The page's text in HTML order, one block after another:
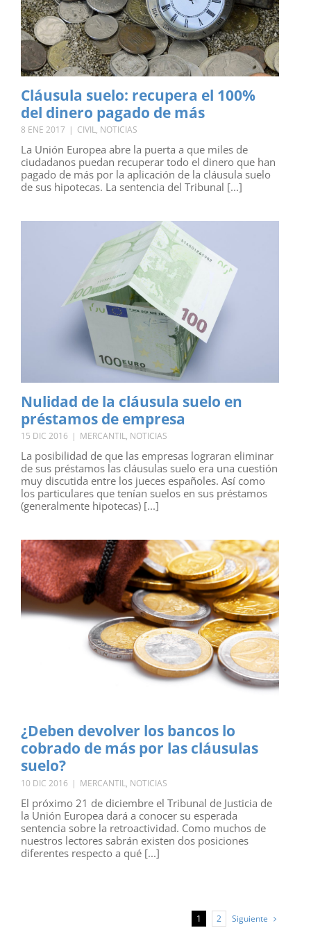
Cláusula suelo: recupera el 100%
del dinero pagado de más
8 ENE 2017 | CIVIL, NOTICIAS
La Unión Europea abre la puerta a que miles de
ciudadanos puedan recuperar todo el dinero que han
pagado de más por la aplicación de la cláusula suelo
de sus hipotecas. La sentencia del Tribunal [...]
Nulidad de la cláusula suelo en
préstamos de empresa
15 DIC 2016 | MERCANTIL, NOTICIAS
La posibilidad de que las empresas lograran eliminar
de sus préstamos las cláusulas suelo era una cuestión
muy discutida entre los jueces españoles. Así como
los particulares que tenían suelos en sus préstamos
(generalmente hipotecas) [...]
¿Deben devolver los bancos lo
cobrado de más por las cláusulas
suelo?
10 DIC 2016 | MERCANTIL, NOTICIAS
El próximo 21 de diciembre el Tribunal de Justicia de
la Unión Europea dará a conocer su esperada
sentencia sobre la retroactividad. Como muchos de
nuestros lectores sabrán existen dos posiciones
diferentes respecto a qué [...]
1 2 Siguiente